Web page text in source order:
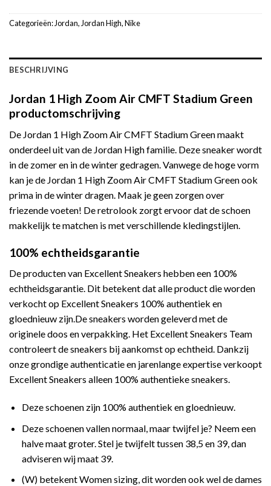
Categorieën: Jordan, Jordan High,Nike
BESCHRIJVING
Jordan 1 High Zoom Air CMFT Stadium Green
productomschrijving
De Jordan 1 High Zoom Air CMFT Stadium Green maakt
onderdeel uit van de Jordan High familie. Deze sneaker wordt
in de zomer en in de winter gedragen. Vanwege de hoge vorm
kan je de Jordan 1 High Zoom Air CMFT Stadium Green ook
prima in de winter dragen. Maak je geen zorgen over
friezende voeten! De retrolook zorgt ervoor dat de schoen
makkelijk te matchen is met verschillende kledingstijlen.
100% echtheidsgarantie
De producten van Excellent Sneakers hebben een 100%
echtheidsgarantie. Dit betekent dat alle product die worden
verkocht op Excellent Sneakers 100% authentiek en
gloednieuw zijn.De sneakers worden geleverd met de
originele doos en verpakking. Het Excellent Sneakers Team
controleert de sneakers bij aankomst op echtheid. Dankzij
onze grondige authenticatie en jarenlange expertise verkoopt
Excellent Sneakers alleen 100% authentieke sneakers.
Deze schoenen zijn 100% authentiek en gloednieuw.
Deze schoenen vallen normaal, maar twijfel je? Neem een
halve maat groter. Stel je twijfelt tussen 38,5 en 39, dan
adviseren wij maat 39.
(W) betekent Women sizing, dit worden ook wel de dames